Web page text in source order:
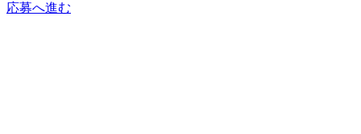
応募へ進む